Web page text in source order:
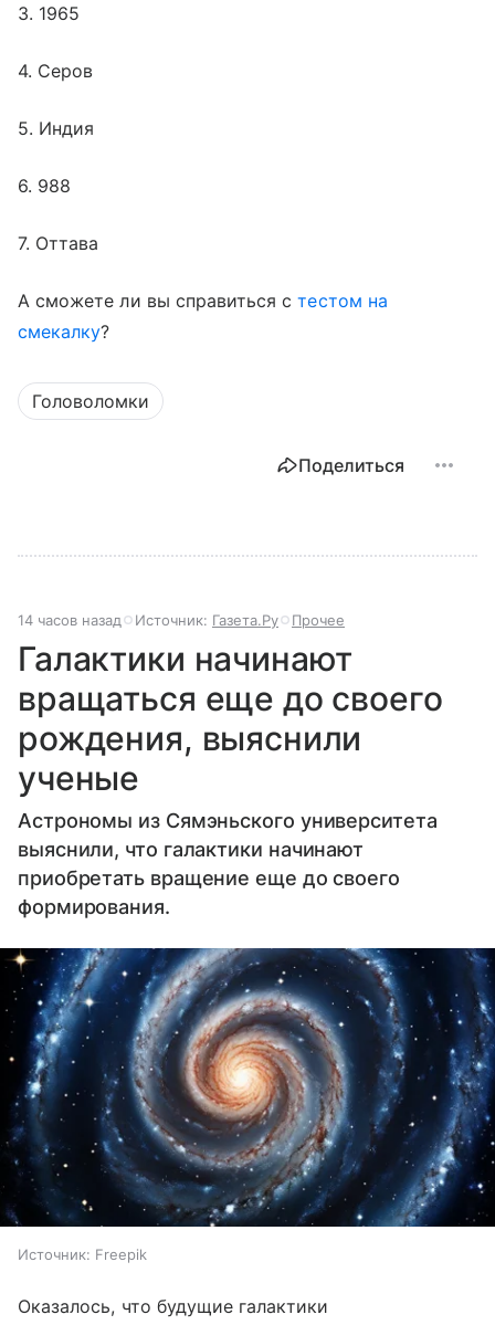
3. 1965
4. Серов
5. Индия
6. 988
7. Оттава
А сможете ли вы справиться стестом на
смекалку?
Головоломки
Поделиться
14 часов назад Источник: Газета.Ру Прочее
Галактики начинают
вращаться еще до своего
рождения, выяснили
ученые
Астрономы из Сямэньского университета
выяснили, что галактики начинают
приобретать вращение еще до своего
формирования.
Источник: Freepik
Оказалось, что будущие галактики